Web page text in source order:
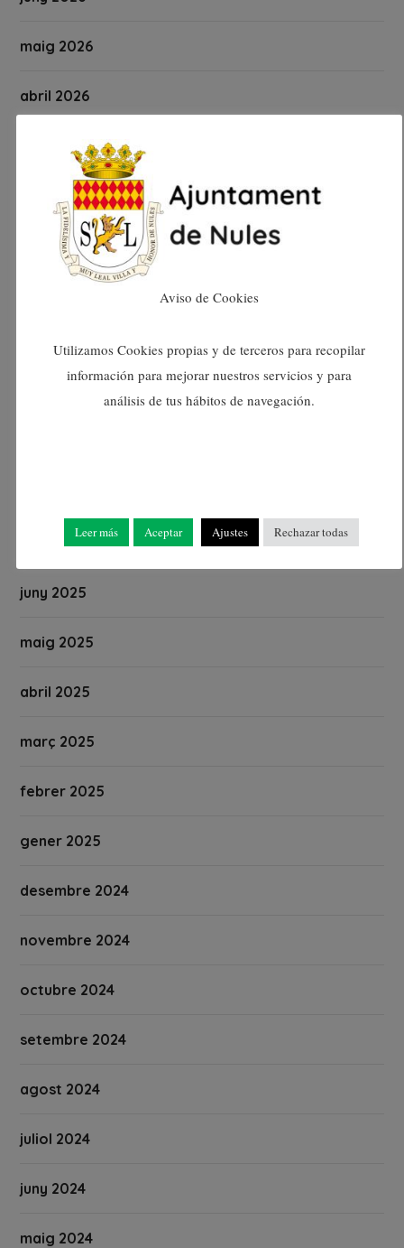
maig 2026
abril 2026
març 2026
febrer 2026
gener 2026
novembre 2025
juliol 2025
juny 2025
maig 2025
abril 2025
març 2025
febrer 2025
gener 2025
desembre 2024
novembre 2024
octubre 2024
setembre 2024
agost 2024
juliol 2024
juny 2024
maig 2024
Aviso de Cookies
Utilizamos Cookies propias y de terceros para recopilar
información para mejorar nuestros servicios y para
análisis de tus hábitos de navegación.
Leer más Aceptar Ajustes Rechazar todas